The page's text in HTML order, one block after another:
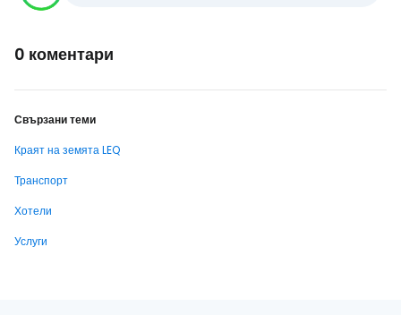
0 коментари
Свързани теми
Краят на земята LEQ
Транспорт
Хотели
Услуги